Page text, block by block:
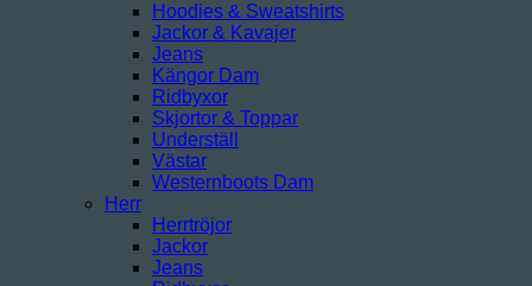
Hoodies & Sweatshirts
Jackor & Kavajer
Jeans
Kängor Dam
Ridbyxor
Skjortor & Toppar
Underställ
Västar
Westernboots Dam
Herr
Herrtröjor
Jackor
Jeans